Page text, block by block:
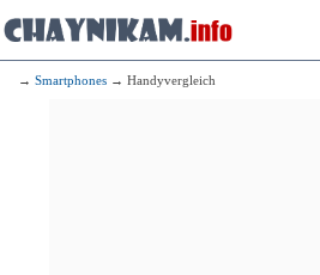
→ Smartphones → Handyvergleich